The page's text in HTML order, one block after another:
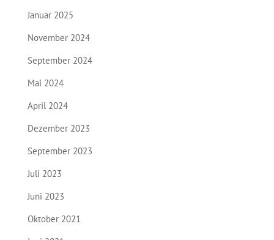
Januar 2025
November 2024
September 2024
Mai 2024
April 2024
Dezember 2023
September 2023
Juli 2023
Juni 2023
Oktober 2021